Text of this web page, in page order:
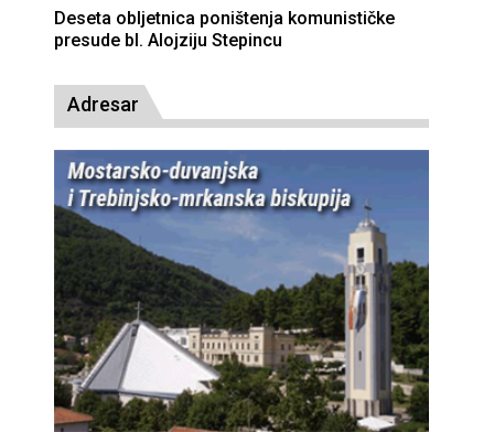
Deseta obljetnica poništenja komunističke
presude bl. Alojziju Stepincu
Adresar